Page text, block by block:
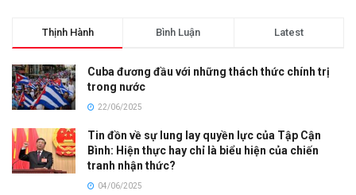
Thịnh Hành Bình Luận Latest
Cuba đương đầu với những thách thức chính trị
trong nước
22/06/2025
Tin đồn về sự lung lay quyền lực của Tập Cận
Bình: Hiện thực hay chỉ là biểu hiện của chiến
tranh nhận thức?
04/06/2025